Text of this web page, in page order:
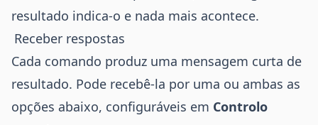
resultado indica-o e nada mais acontece.
Receber respostas
Cada comando produz uma mensagem curta de
resultado. Pode recebê-la por uma ou ambas as
opções abaixo, configuráveis em Controlo